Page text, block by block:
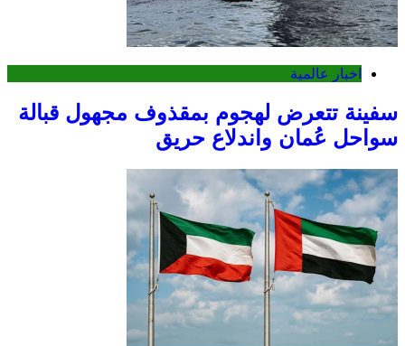
اخبار عالمية
سفينة تتعرض لهجوم بمقذوف مجهول قبالة
سواحل عُمان واندلاع حريق